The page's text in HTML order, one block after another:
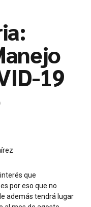
19
que
por eso que no
además tendrá lugar